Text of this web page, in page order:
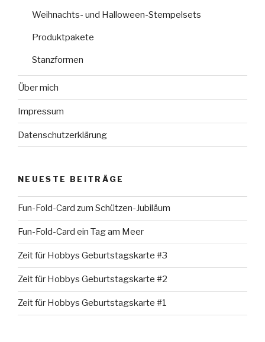
Weihnachts- und Halloween-Stempelsets
Produktpakete
Stanzformen
Über mich
Impressum
Datenschutzerklärung
NEUESTE BEITRÄGE
Fun-Fold-Card zum Schützen-Jubiläum
Fun-Fold-Card ein Tag am Meer
Zeit für Hobbys Geburtstagskarte #3
Zeit für Hobbys Geburtstagskarte #2
Zeit für Hobbys Geburtstagskarte #1